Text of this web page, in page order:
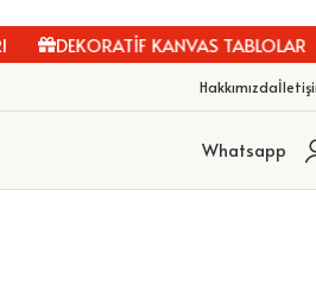
DEKORATİF KANVAS TABLOLAR
Hakkımızda
Whatsapp